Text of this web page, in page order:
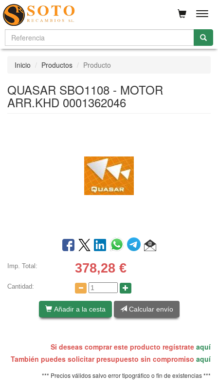
Inicio Productos Producto
QUASAR SBO1108 - MOTOR
ARR.KHD 0001362046
Imp. Total: 378,28 €
Cantidad:
Añadir a la cesta Calcular envío
Si deseas comprar este producto regístrate aquí
También puedes solicitar presupuesto sin compromiso aquí
*** Precios válidos salvo error tipográfico o fin de existencias ***